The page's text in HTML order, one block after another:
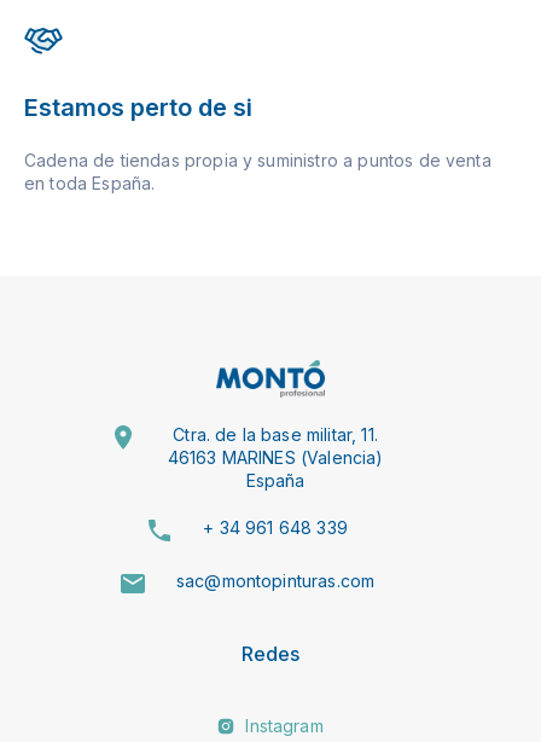
Estamos perto de si
Cadena de tiendas propia y suministro a puntos de venta
en toda España.
Ctra. de la base militar, 11.
46163 MARINES (Valencia)
España
+ 34 961 648 339
sac@montopinturas.com
Redes
Instagram